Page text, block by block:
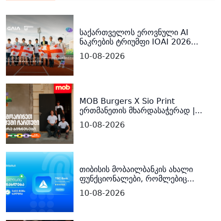
საქართველოს ეროვნული AI
ნაკრების ტრიუმფი IOAI 2026...
10-08-2026
MOB Burgers X Sio Print
ერთმანეთის მხარდასაჭერად |...
10-08-2026
თიბისის მობაილბანკის ახალი
ფუნქციონალები, რომლებიც...
10-08-2026